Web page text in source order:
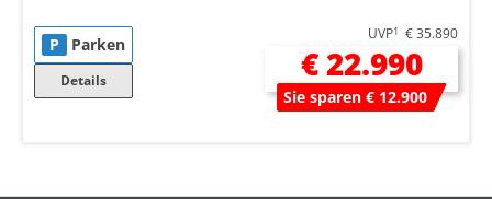
P Parken
Details
UVP1 € 35.890
€ 22.990
Sie sparen € 12.900